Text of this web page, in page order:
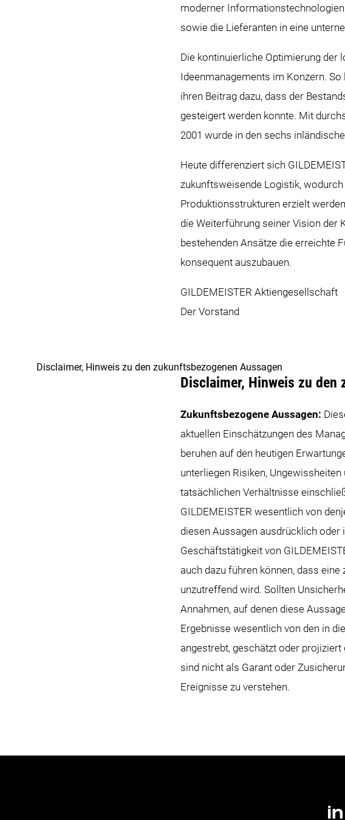
moderner
sowie die Lieferanten in eine
Die kontinuierliche Optimierung der
Ideenmanagements im Konzern.
ihren Beitrag dazu, dass der
gesteigert werden konnte. Mit
2001 wurde in den sechs
Heute differenziert sich
zukunftsweisende Logistik,
Produktionsstrukturen erzielt
die Weiterführung seiner Vision der
bestehenden Ansätze die erreichte
konsequent auszubauen.
GILDEMEISTER Aktiengesellschaft
Der Vorstand
Disclaimer, Hinweis zu den zukunftsbezogenen Aussagen
Disclaimer, Hinweis zu den
Zukunftsbezogene Aussagen:
aktuellen Einschätzungen des
beruhen auf den heutigen
unterliegen Risiken,
tatsächlichen Verhältnisse
GILDEMEISTER wesentlich von
diesen Aussagen ausdrücklich
Geschäftstätigkeit von
auch dazu führen können, dass
unzutreffend wird. Sollten
Annahmen, auf denen diese
Ergebnisse wesentlich von den in
angestrebt, geschätzt oder
sind nicht als Garant oder
Ereignisse zu verstehen.